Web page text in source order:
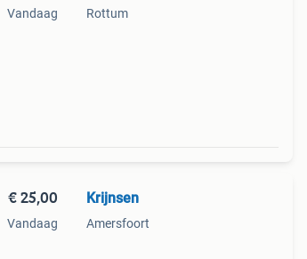
Vandaag Rottum
€ 25,00
Vandaag
Krijnsen
Amersfoort